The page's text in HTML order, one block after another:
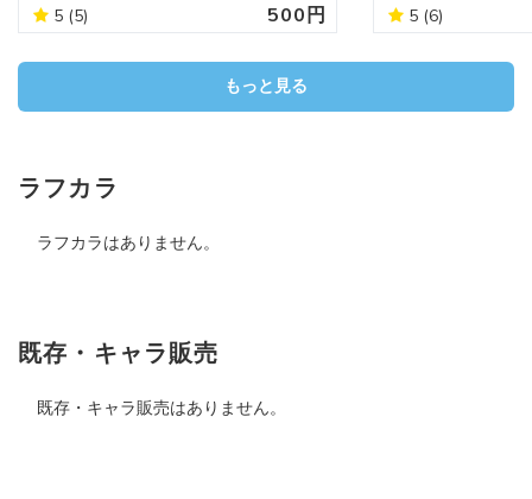
5 (5) 500円 5 (6)
もっと見る
ラフカラ
ラフカラはありません。
既存・キャラ販売
既存・キャラ販売はありません。